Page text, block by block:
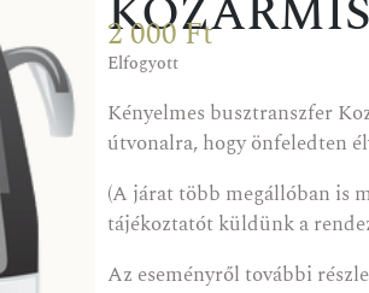
2 000Ft
Elfogyott
Kényelmes busztranszfer
útvonalra, hogy önfeledten
(A járat több megállóban is
tájékoztatót küldünk a
Az eseményről további